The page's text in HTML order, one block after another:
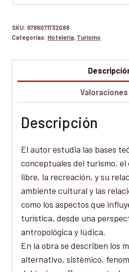
SKU: 9786071732088
Categorías: Hotelería, Turismo
Valoraciones
Descripción
El autor estudia las bases
conceptuales del turismo, el
libre, la recreación, y su
ambiente cultural y las
como los aspectos que
turística, desde una
antropológica y lúdica.
En la obra se describen los
alternativo, sistémico,